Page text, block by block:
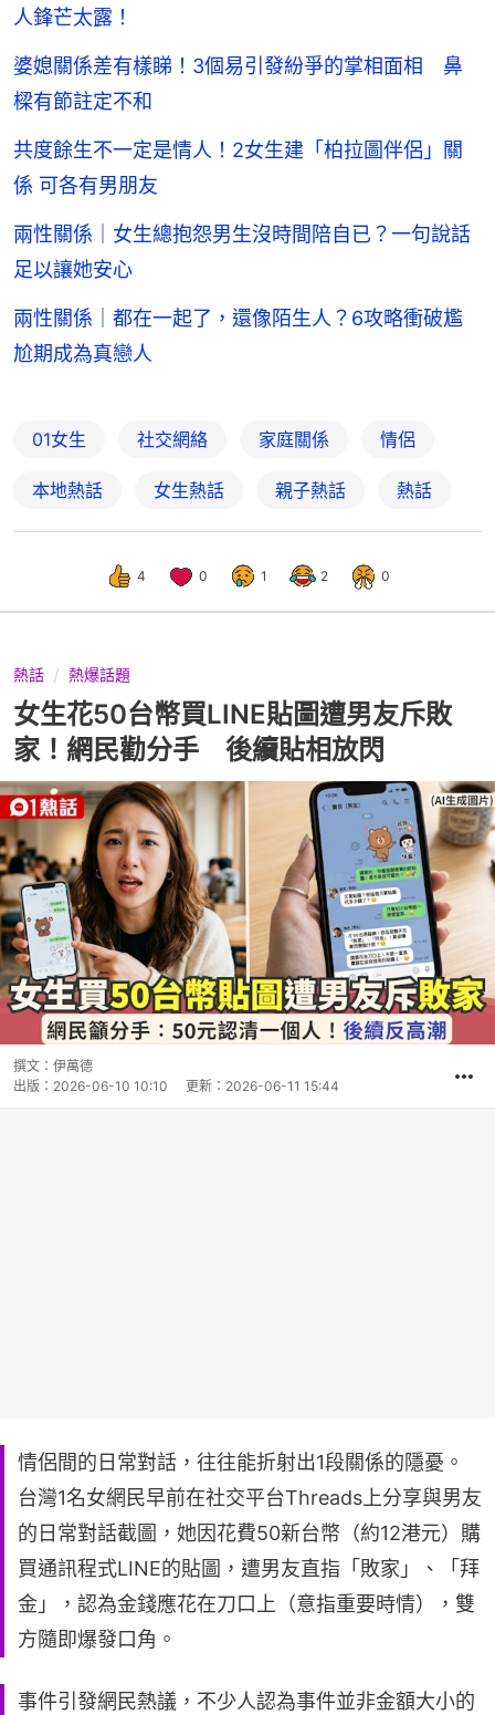
人鋒芒太露！
婆媳關係差有樣睇！3個易引發紛爭的掌相面相 鼻
樑有節註定不和
共度餘生不一定是情人！2女生建「柏拉圖伴侶」關
係 可各有男朋友
兩性關係｜女生總抱怨男生沒時間陪自已？一句說話
足以讓她安心
兩性關係｜都在一起了，還像陌生人？6攻略衝破尷
尬期成為真戀人
01女生 社交網絡 家庭關係 情侶
本地熱話 女生熱話 親子熱話 熱話
4 0 1 2 0
熱話 熱爆話題
女生花50台幣買LINE貼圖遭男友斥敗
家！網民勸分手 後續貼相放閃
撰文： 伊萬德
出版： 2026-06-10 10:10 更新： 2026-06-11 15:44
情侶間的日常對話，往往能折射出1段關係的隱憂。
台灣1名女網民早前在社交平台Threads上分享與男友
的日常對話截圖，她因花費50新台幣（約12港元）購
買通訊程式LINE的貼圖，遭男友直指「敗家」、「拜
金」，認為金錢應花在刀口上（意指重要時情），雙
方隨即爆發口角。
事件引發網民熱議，不少人認為事件並非金額大小的